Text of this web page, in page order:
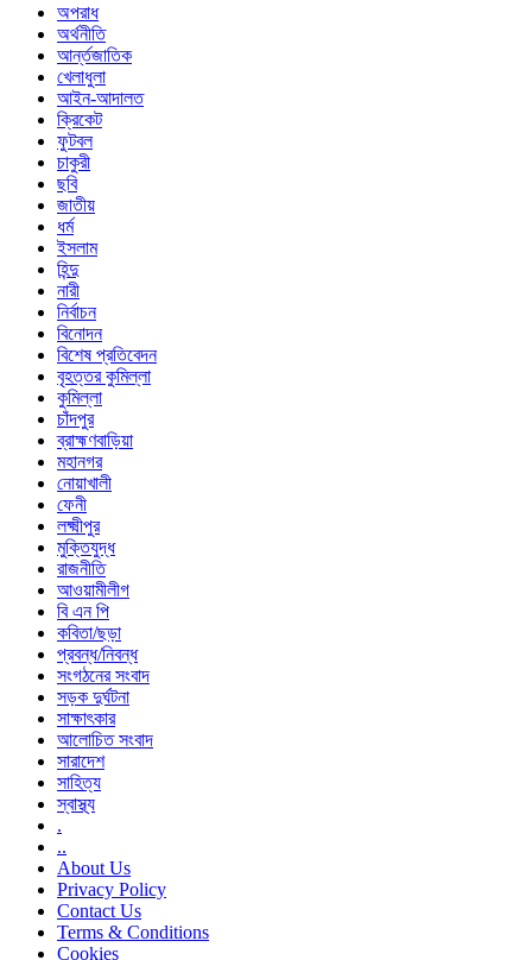
অপরাধ
অর্থনীতি
আর্ন্তজাতিক
খেলাধুলা
আইন-আদালত
ক্রিকেট
ফুটবল
চাকুরী
ছবি
জাতীয়
ধর্ম
ইসলাম
হিন্দু
নারী
নির্বাচন
বিনোদন
বিশেষ প্রতিবেদন
বৃহত্তর কুমিল্লা
কুমিল্লা
চাঁদপুর
ব্রাহ্মণবাড়িয়া
মহানগর
নোয়াখালী
ফেনী
লক্ষ্মীপুর
মুক্তিযুদ্ধ
রাজনীতি
আওয়ামীলীগ
বি এন পি
কবিতা/ছড়া
প্রবন্ধ/নিবন্ধ
সংগঠনের সংবাদ
সড়ক দুর্ঘটনা
সাক্ষাৎকার
আলোচিত সংবাদ
সারাদেশ
সাহিত্য
স্বাস্থ্য
.
..
About Us
Privacy Policy
Contact Us
Terms & Conditions
Cookies